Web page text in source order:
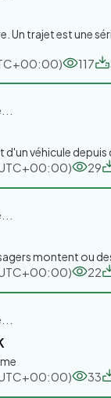
Un trajet est une
117
d'un véhicule
29
montent ou
22
33